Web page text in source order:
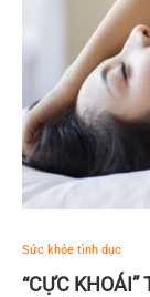
Sức khỏe tình dục
“CỰC